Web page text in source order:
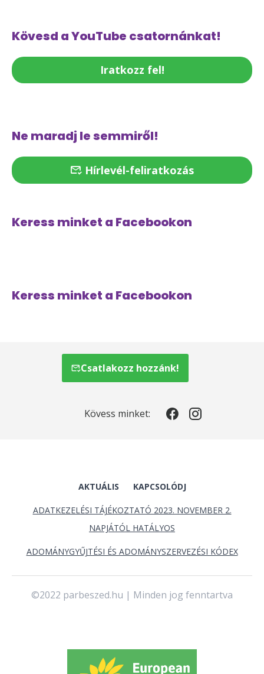
Kövesd a YouTube csatornánkat!
Iratkozz fel!
Ne maradj le semmiről!
Hírlevél-feliratkozás
Keress minket a Facebookon
Keress minket a Facebookon
Csatlakozz hozzánk!
Kövess minket:
AKTUÁLIS KAPCSOLÓDJ
ADATKEZELÉSI TÁJÉKOZTATÓ 2023. NOVEMBER 2.
NAPJÁTÓL HATÁLYOS
ADOMÁNYGYŰJTÉSI ÉS ADOMÁNYSZERVEZÉSI KÓDEX
©2022 parbeszed.hu | Minden jog fenntartva